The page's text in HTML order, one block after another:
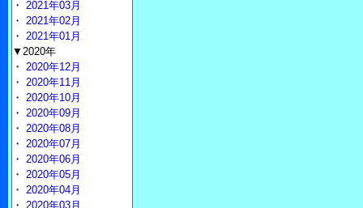
・ 2021年03月
・ 2021年02月
・ 2021年01月
▼2020年
・ 2020年12月
・ 2020年11月
・ 2020年10月
・ 2020年09月
・ 2020年08月
・ 2020年07月
・ 2020年06月
・ 2020年05月
・ 2020年04月
・ 2020年03月